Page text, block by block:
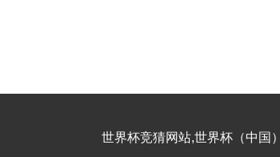
世界杯竞猜网站,世界杯（中国）